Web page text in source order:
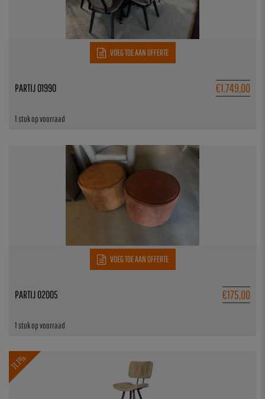
VOEG TOE AAN OFFERTE
€1.749,00
1 stuk op voorraad
PARTIJ 01990
VOEG TOE AAN OFFERTE
€175,00
1 stuk op voorraad
PARTIJ 02005
11.1%